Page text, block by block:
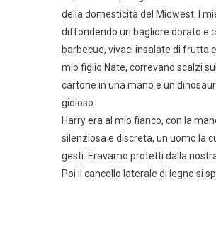
della domesticità del Midwest. I
diffondendo un bagliore dorato e
barbecue, vivaci insalate di frutta
mio figlio Nate, correvano scalzi
cartone in una mano e un
gioioso.
Harry era al mio fianco, con la
silenziosa e discreta, un uomo la
gesti. Eravamo protetti dalla
Poi il cancello laterale di legno si